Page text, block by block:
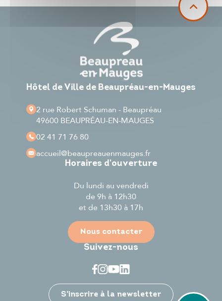
Je participe
Hôtel de Ville de Beaupréau-en-Mauges
2 rue Robert Schuman - Beaupréau
49600 BEAUPRÉAU-EN-MAUGES
02 41 71 76 80
accueil@beaupreauenmauges.fr
Horaires d'ouverture
Du lundi au vendredi
de 9h à 12h30
et de 13h30 à 17h
Nous contacter
Suivez-nous
S’inscrire à la newsletter